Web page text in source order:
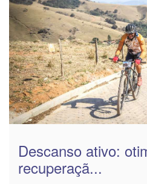
Descanso ativo:
recuperaçã...